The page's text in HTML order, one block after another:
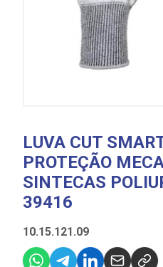
LUVA CUT
PROTEÇÃO
SINTECAS
39416
10.15.121.09